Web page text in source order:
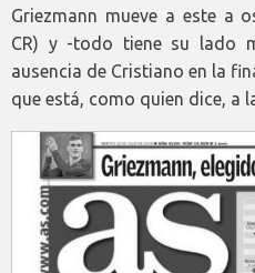
Griezmann mueve a este a
CR) y -todo tiene su lado
ausencia de Cristiano en la
que está, como quien dice, a